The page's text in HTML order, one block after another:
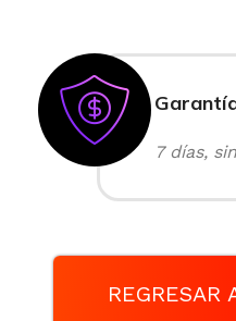
7 días,
REGRESAR